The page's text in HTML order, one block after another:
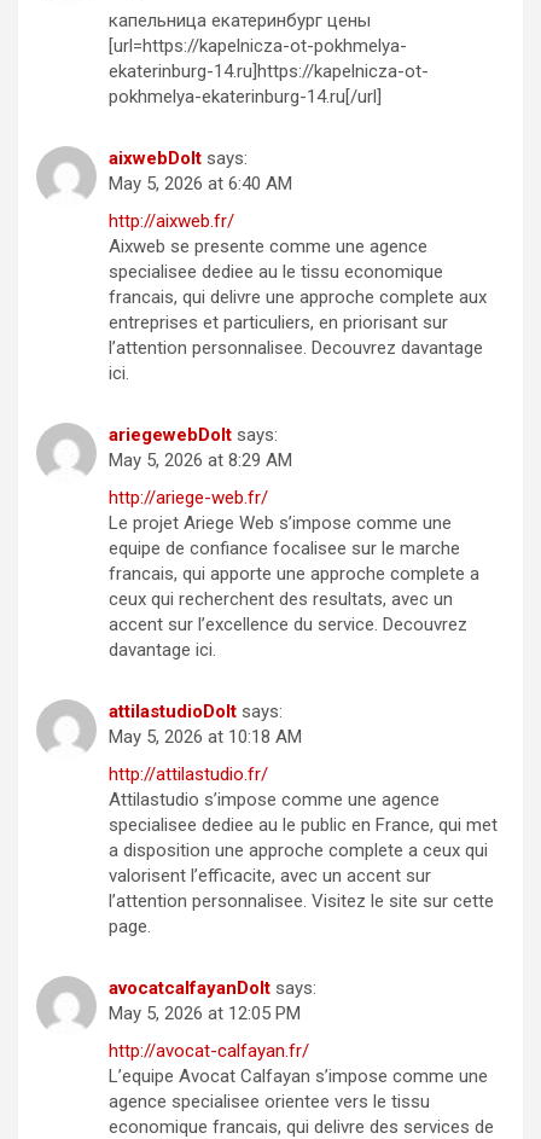
капельница екатеринбург цены
[url=https://kapelnicza-ot-pokhmelya-
ekaterinburg-14.ru]https://kapelnicza-ot-
pokhmelya-ekaterinburg-14.ru[/url]
aixwebDoIt says:
May 5, 2026 at 6:40 AM
http://aixweb.fr/
Aixweb se presente comme une agence
specialisee dediee au le tissu economique
francais, qui delivre une approche complete aux
entreprises et particuliers, en priorisant sur
l’attention personnalisee. Decouvrez davantage
ici.
ariegewebDoIt says:
May 5, 2026 at 8:29 AM
http://ariege-web.fr/
Le projet Ariege Web s’impose comme une
equipe de confiance focalisee sur le marche
francais, qui apporte une approche complete a
ceux qui recherchent des resultats, avec un
accent sur l’excellence du service. Decouvrez
davantage ici.
attilastudioDoIt says:
May 5, 2026 at 10:18 AM
http://attilastudio.fr/
Attilastudio s’impose comme une agence
specialisee dediee au le public en France, qui met
a disposition une approche complete a ceux qui
valorisent l’efficacite, avec un accent sur
l’attention personnalisee. Visitez le site sur cette
page.
avocatcalfayanDoIt says:
May 5, 2026 at 12:05 PM
http://avocat-calfayan.fr/
L’equipe Avocat Calfayan s’impose comme une
agence specialisee orientee vers le tissu
economique francais, qui delivre des services de